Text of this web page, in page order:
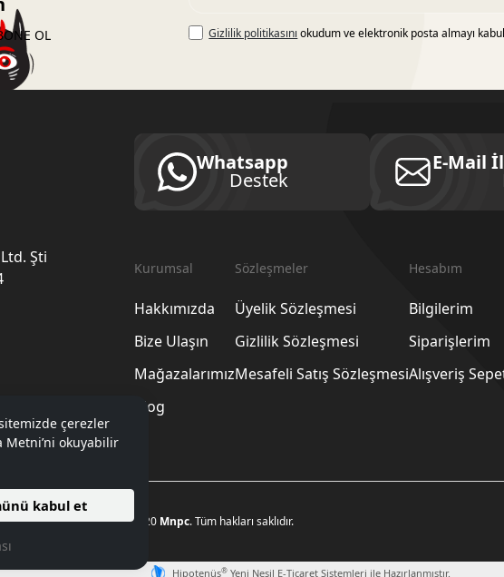
OL Gizlilik politikasını okudum ve elektronik posta almayı
Şti
Whatsapp
Destek
E-Mail
Kurumsal
Hakkımızda
Bize Ulaşın
Mağazalarımız
Blog
Sözleşmeler
Üyelik Sözleşmesi
Gizlilik Sözleşmesi
Mesafeli Satış Sözleşmesi
Hesabım
Bilgilerim
Siparişlerim
Alışveriş
© 2020 Mnpc. Tüm hakları saklıdır.
Hipotenüs® Yeni Nesil E-Ticaret Sistemleri ile Hazırlanmıştır.
çerezler
Metni’ni okuyabilir
kabul et